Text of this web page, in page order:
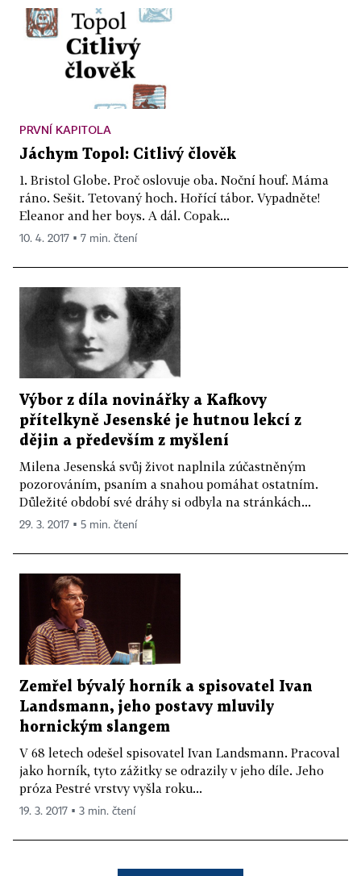
PRVNÍ KAPITOLA
Jáchym Topol: Citlivý člověk
1. Bristol Globe. Proč oslovuje oba. Noční houf. Máma
ráno. Sešit. Tetovaný hoch. Hořící tábor. Vypadněte!
Eleanor and her boys. A dál. Copak...
10. 4. 2017 ▪ 7 min. čtení
Výbor z díla novinářky a Kafkovy
přítelkyně Jesenské je hutnou lekcí z
dějin a především z myšlení
Milena Jesenská svůj život naplnila zúčastněným
pozorováním, psaním a snahou pomáhat ostatním.
Důležité období své dráhy si odbyla na stránkách...
29. 3. 2017 ▪ 5 min. čtení
Zemřel bývalý horník a spisovatel Ivan
Landsmann, jeho postavy mluvily
hornickým slangem
V 68 letech odešel spisovatel Ivan Landsmann. Pracoval
jako horník, tyto zážitky se odrazily v jeho díle. Jeho
próza Pestré vrstvy vyšla roku...
19. 3. 2017 ▪ 3 min. čtení